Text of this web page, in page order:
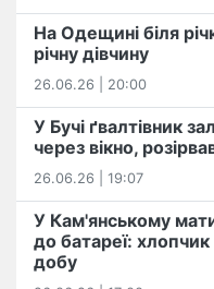
На Одещині біля
річну дівчину
26.06.26 | 20:00
У Бучі ґвалтівник
через вікно,
26.06.26 | 19:07
У Кам'янському
до батареї:
добу